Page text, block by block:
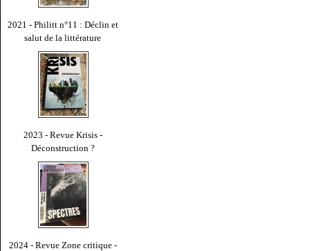
2021 - Philitt n°11 : Déclin et
salut de la littérature
2023 - Revue Krisis -
Déconstruction ?
2024 - Revue Zone critique -